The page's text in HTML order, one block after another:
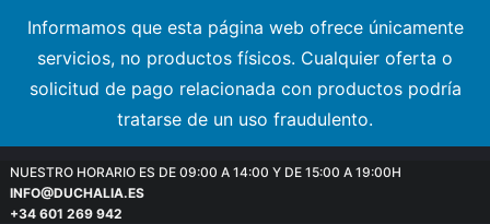
Informamos que esta página web ofrece únicamente
servicios, no productos físicos. Cualquier oferta o
solicitud de pago relacionada con productos podría
tratarse de un uso fraudulento.
NUESTRO HORARIO ES DE 09:00 A 14:00 Y DE 15:00 A 19:00H
INFO@DUCHALIA.ES
+34 601 269 942